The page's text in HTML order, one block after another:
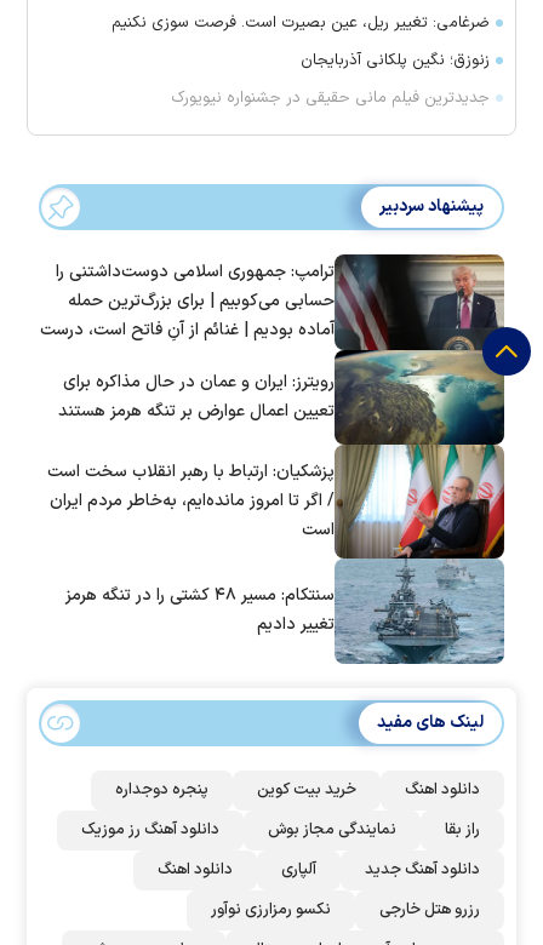
ضرغامی: تغییر ریل، عین بصیرت است. فرصت سوزی نکنیم
زنوزق؛ نگین پلکانی آذربایجان
جدیدترین فیلم مانی حقیقی در جشنواره نیویورک
پیشنهاد سردبیر
ترامپ: جمهوری اسلامی دوست‌داشتنی را
حسابی می‌کوبیم | برای بزرگ‌ترین حمله
آماده بودیم | غنائم از آنِ فاتح است، درست
رویترز: ایران و عمان در حال مذاکره برای
تعیین اعمال عوارض بر تنگه هرمز هستند
پزشکیان: ارتباط با رهبر انقلاب سخت است
/ اگر تا امروز مانده‌ایم، به‌خاطر مردم ایران
است
سنتکام: مسیر ۴۸ کشتی را در تنگه هرمز
تغییر دادیم
لینک های مفید
دانلود اهنگ خرید بیت کوین
پنجره دوجداره
راز بقا
نمایندگی مجاز بوش
دانلود آهنگ رز‌ موزیک
دانلود آهنگ جدید
آلپاری
دانلود اهنگ
رزرو هتل خارجی
نکسو رمزارزی نوآور